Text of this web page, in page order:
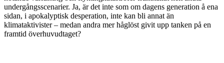
undergångsscenarier. Ja, är det inte som om dagens generation å ena
sidan, i apokalyptisk desperation, inte kan bli annat än
klimataktivister – medan andra mer håglöst givit upp tanken på en
framtid överhuvudtaget?